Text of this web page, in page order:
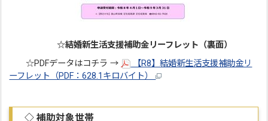
☆結婚新生活支援補助金リーフレット（裏面）
☆PDFデータはコチラ →
【R8】結婚新生活支援補助金リ
ーフレット（PDF：628.1キロバイト）
◇ 補助対象世帯